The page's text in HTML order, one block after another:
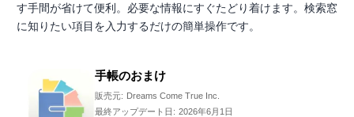
す手間が省けて便利。必要な情報にすぐたどり着けます。検索窓
に知りたい項目を入力するだけの簡単操作です。
手帳のおまけ
販売元: Dreams Come True Inc.
最終アップデート日: 2026年6月1日